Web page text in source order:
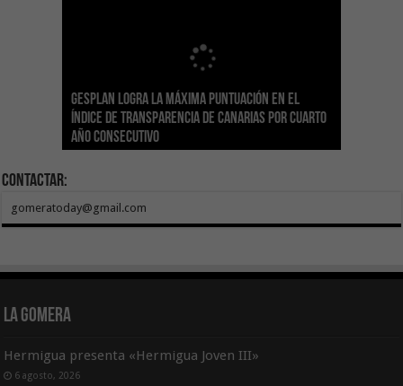
Gesplan logra la máxima puntuación en el
Índice de Transparencia de Canarias por cuarto
año consecutivo
El Gobierno canario concede ayudas del
POSEICAN-Pesca al sector por valor de 7,09 M€
tras aumentar las cuantías
Transición Ecológica coordina con Ashotel su
adhesión a la Red de Refugios Climáticos de
Canarias
Visocan incorpora 170 pisos a su parque de
vivienda protegida en régimen de alquiler
asequible de Tenerife
Sanidad refuerza la capacidad diagnóstica de
los centros de salud con el impulso de la
ecografía clínica
El Gobierno de Canarias convoca el Concurso de
Sal Marina Agrocanarias 2026
Contactar:
gomeratoday@gmail.com
La Gomera
Hermigua presenta «Hermigua Joven III»
6 agosto, 2026